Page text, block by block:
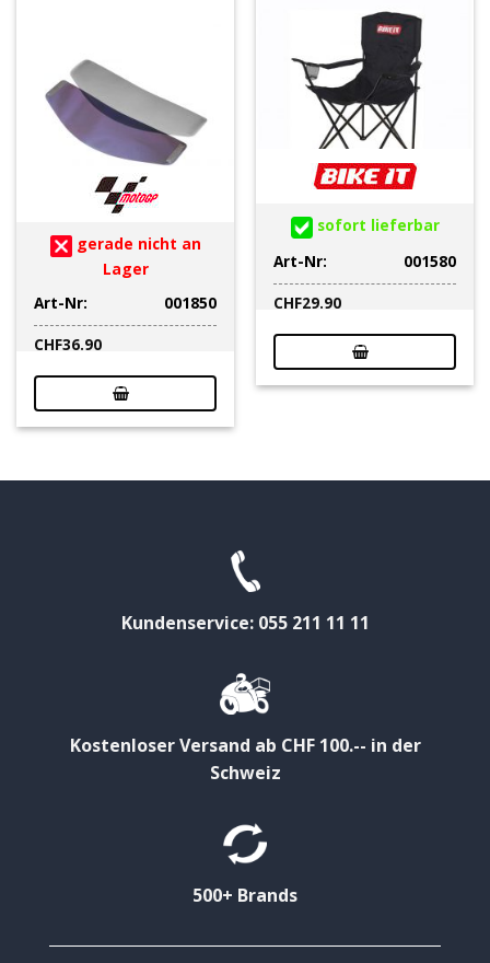
gerade nicht an
Lager
Art-Nr:
001850
CHF36.90
sofort lieferbar
Art-Nr:
001580
CHF29.90
Kundenservice: 055 211 11 11
Kostenloser Versand ab CHF 100.-- in der
Schweiz
500+ Brands